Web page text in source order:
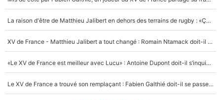
La raison d'être de Matthieu Jalibert en dehors des terrains de rugby : «Ça m'atteint autant que si tu touches à un membre de ma famille»
XV de France - Matthieu Jalibert a tout changé : Romain Ntamack doit-il s’inquiéter pour sa place à un an de la Coupe du monde ?
«Le XV de France est meilleur avec Lucu» : Antoine Dupont doit-il s’inquiéter pour sa place ?
Le XV de France a trouvé son remplaçant : Fabien Galthié doit-il se passer d'Antoine Dupont ?